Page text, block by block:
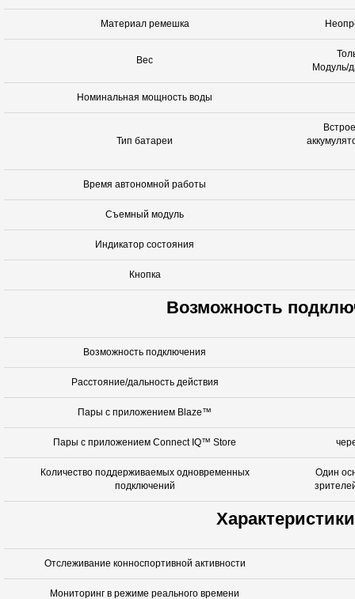
Материал ремешка
Вес
Модуль/
Номинальная мощность воды
Тип батареи
Время автономной работы
Съемный модуль
Индикатор состояния
Кнопка
Возможность
Возможность подключения
Расстояние/дальность действия
Пары с приложением Blaze™
Пары с приложением Connect IQ™ Store
Количество поддерживаемых одновременных
подключений
Один
Характеристики
Отслеживание конноспортивной активности
Мониторинг в режиме реального времени